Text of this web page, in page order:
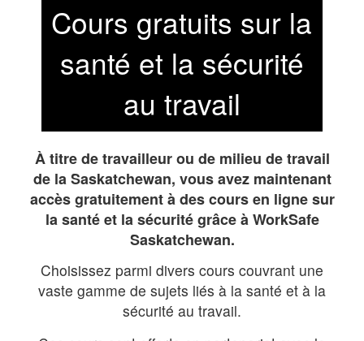
Cours gratuits sur la
santé et la sécurité
au travail
À titre de travailleur ou de milieu de travail
de la Saskatchewan, vous avez maintenant
accès gratuitement à des cours en ligne sur
la santé et la sécurité grâce à WorkSafe
Saskatchewan.
Choisissez parmi divers cours couvrant une
vaste gamme de sujets liés à la santé et à la
sécurité au travail.